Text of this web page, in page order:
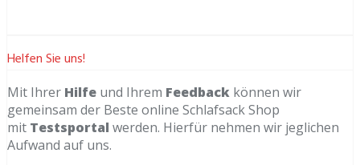
Helfen Sie uns!
Mit Ihrer Hilfe und Ihrem Feedback können wir
gemeinsam der Beste online Schlafsack Shop
mit Testsportal werden. Hierfür nehmen wir jeglichen
Aufwand auf uns.